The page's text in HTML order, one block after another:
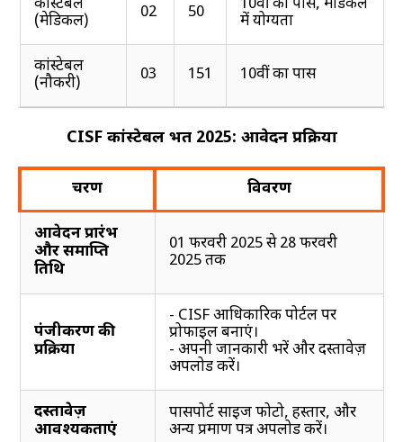
कांस्टेबल
(मेडिकल)
02 50
10वीं कक्षा पास, मेडिकल
में योग्यता
कांस्टेबल
(नौकरी)
03 151 10वीं कक्षा पास
CISF कांस्टेबल भर्ती 2025: आवेदन प्रक्रिया
चरण विवरण
आवेदन प्रारंभ
और समाप्ति
तिथि
01 फरवरी 2025 से 28 फरवरी
2025 तक
पंजीकरण की
प्रक्रिया
- CISF आधिकारिक पोर्टल पर
प्रोफाइल बनाएं।
- अपनी जानकारी भरें और दस्तावेज़
अपलोड करें।
दस्तावेज़
आवश्यकताएं
पासपोर्ट साइज फोटो, हस्ताक्षर, और
अन्य प्रमाण पत्र अपलोड करें।